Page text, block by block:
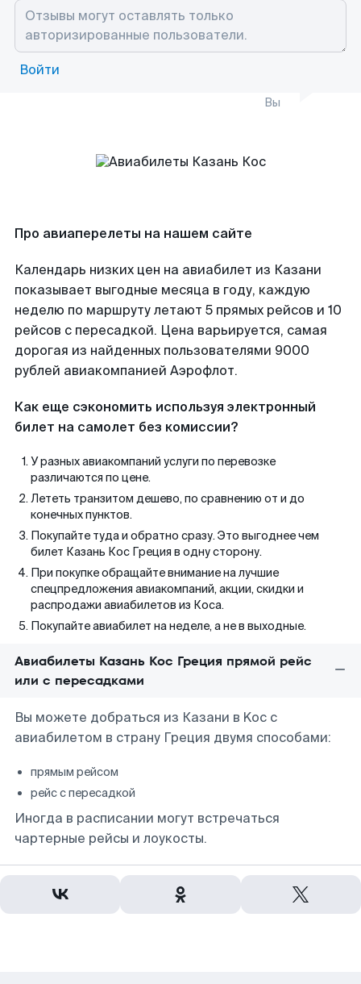
Войти
Вы
Про авиаперелеты на нашем сайте
Календарь низких цен на авиабилет из Казани
показывает выгодные месяца в году, каждую
неделю по маршруту летают 5 прямых рейсов и 10
рейсов с пересадкой. Цена варьируется, самая
дорогая из найденных пользователями 9000
рублей авиакомпанией Аэрофлот.
Как еще сэкономить используя электронный
билет на самолет без комиссии?
У разных авиакомпаний услуги по перевозке
различаются по цене.
Лететь транзитом дешево, по сравнению от и до
конечных пунктов.
Покупайте туда и обратно сразу. Это выгоднее чем
билет Казань Кос Греция в одну сторону.
При покупке обращайте внимание на лучшие
спецпредложения авиакомпаний, акции, скидки и
распродажи авиабилетов из Коса.
Покупайте авиабилет на неделе, а не в выходные.
Авиабилеты Казань Кос Греция прямой рейс
или с пересадками
Вы можете добраться из Казани в Koc с
авиабилетом в страну Греция двумя способами:
прямым рейсом
рейс с пересадкой
Иногда в расписании могут встречаться
чартерные рейсы и лоукосты.